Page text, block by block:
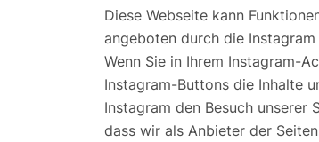
Diese Webseite kann
angeboten durch die
Wenn Sie in Ihrem Instagram-
Instagram-Buttons die Inhalte
Instagram den Besuch unserer
dass wir als Anbieter der